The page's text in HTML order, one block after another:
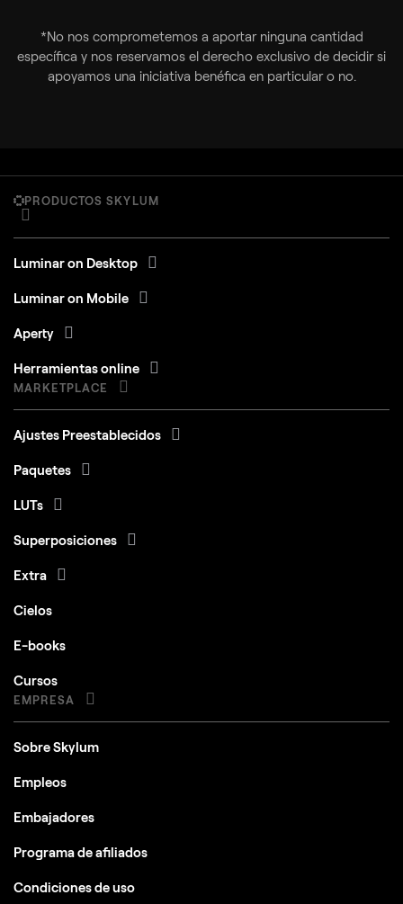
*No nos comprometemos a aportar ninguna cantidad
específica y nos reservamos el derecho exclusivo de decidir si
apoyamos una iniciativa benéfica en particular o no.
PRODUCTOS SKYLUM
Luminar on Desktop
Luminar on Mobile
Aperty
Herramientas online
MARKETPLACE
Ajustes Preestablecidos
Paquetes
LUTs
Superposiciones
Extra
Cielos
E-books
Cursos
EMPRESA
Sobre Skylum
Empleos
Embajadores
Programa de afiliados
Condiciones de uso